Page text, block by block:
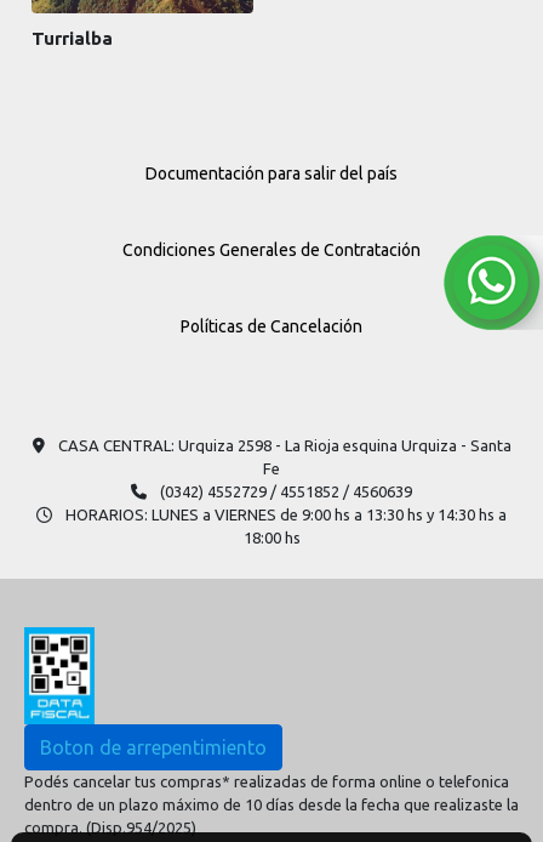
Turrialba
Documentación para salir del país
Condiciones Generales de Contratación
Políticas de Cancelación
CASA CENTRAL: Urquiza 2598​ - La Rioja esquina Urquiza - Santa
Fe
(0342) 4552729 / 4551852 / 4560639
HORARIOS: LUNES a VIERNES de 9:00 hs a 13:30 hs y 14:30 hs a
18:00 hs
Boton de arrepentimiento
Podés cancelar tus compras* realizadas de forma online o telefonica
dentro de un plazo máximo de 10 días desde la fecha que realizaste la
compra. (Disp.954/2025)